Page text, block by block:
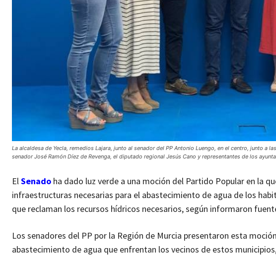
La alcaldesa de Yecla, remedios Lajara, junto al senador del PP Antonio Luengo, en el centro, junto a
senador José Ramón Díez de Revenga, el diputado regional Jesús Cano y representantes de los
ElSenado ha dado luz verde a una moción del Partido Popular en la
infraestructuras necesarias para el abastecimiento de agua de los
que reclaman los recursos hídricos necesarios, según informaron
Los senadores del PP por la Región de Murcia presentaron esta
abastecimiento de agua que enfrentan los vecinos de estos